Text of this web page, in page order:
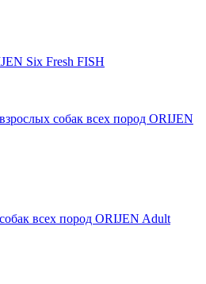
Six Fresh FISH
всех пород ORIJEN Adult